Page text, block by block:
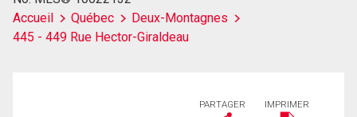
Accueil
Québec
Deux-Montagnes
445 - 449 Rue Hector-Giraldeau
PARTAGER IMPRIMER